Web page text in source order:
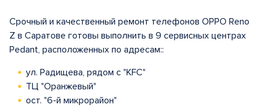
Срочный и качественный ремонт телефонов OPPO Reno
Z в Саратове готовы выполнить в 9 сервисных центрах
Pedant, расположенных по адресам::
ул. Радищева, рядом с "KFC"
ТЦ "Оранжевый"
ост. "6-й микрорайон"